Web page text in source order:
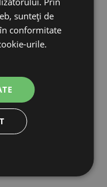
sunteți de
conformitate
urile.